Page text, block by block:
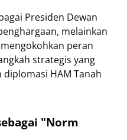
Presiden Dewan
melainkan
peran
strategis yang
HAM Tanah
"Norm